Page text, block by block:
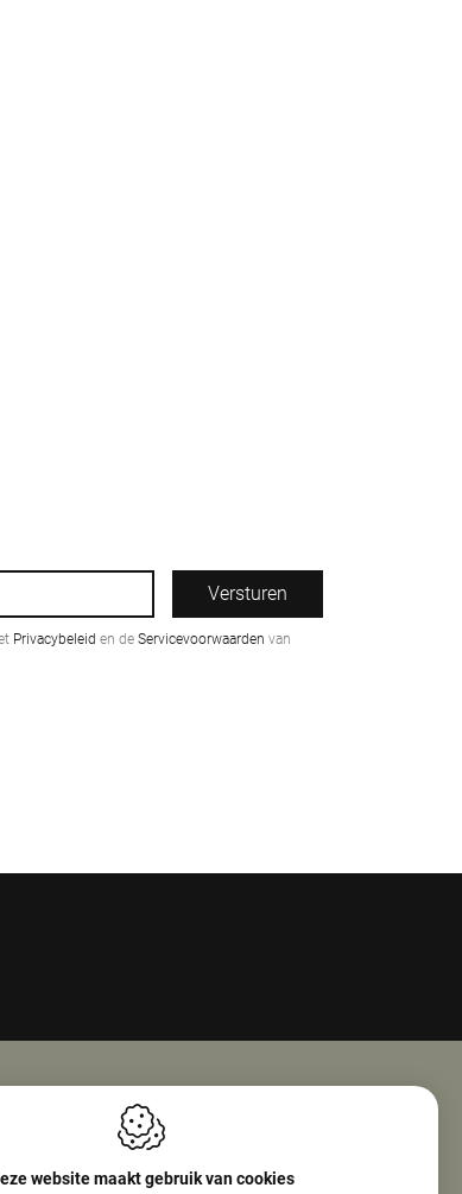
Versturen
Privacybeleid en de Servicevoorwaarden van
Openingsuren
Maandag
08:00 - 18:00
website maakt gebruik van cookies